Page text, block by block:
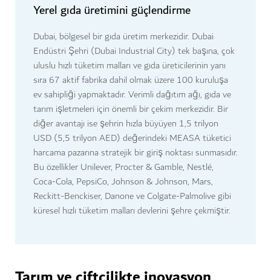
Yerel gıda üretimini güçlendirme
Dubai, bölgesel bir gıda üretim merkezidir. Dubai
Endüstri Şehri (Dubai Industrial City) tek başına, çok
uluslu hızlı tüketim malları ve gıda üreticilerinin yanı
sıra 67 aktif fabrika dahil olmak üzere 100 kuruluşa
ev sahipliği yapmaktadır. Verimli dağıtım ağı, gıda ve
tarım işletmeleri için önemli bir çekim merkezidir. Bir
diğer avantajı ise şehrin hızla büyüyen 1,5 trilyon
USD (5,5 trilyon AED) değerindeki MEASA tüketici
harcama pazarına stratejik bir giriş noktası sunmasıdır.
Bu özellikler Unilever, Procter & Gamble, Nestlé,
Coca-Cola, PepsiCo, Johnson & Johnson, Mars,
Reckitt-Benckiser, Danone ve Colgate-Palmolive gibi
küresel hızlı tüketim malları devlerini şehre çekmiştir.